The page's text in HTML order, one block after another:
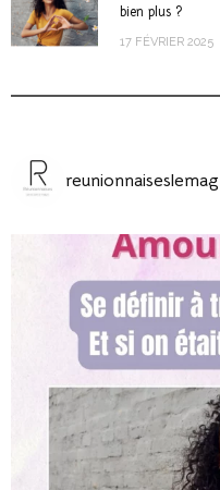
bien plus ?
17 FÉVRIER 2025
reunionnaiseslemag